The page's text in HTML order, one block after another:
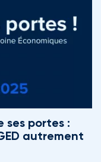
ses portes :
autrement